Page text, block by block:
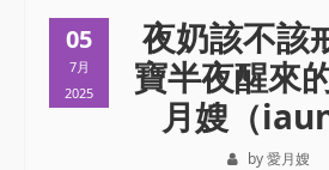
05
7月
2025
夜奶該不該
寶半夜醒來
月嫂（
by 愛月嫂